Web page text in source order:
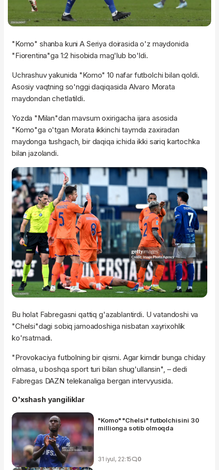
"Komo" shanba kuni A Seriya doirasida o'z maydonida
"Fiorentina"ga 1:2 hisobida mag'lub bo'ldi.
Uchrashuv yakunida "Komo" 10 nafar futbolchi bilan qoldi.
Asosiy vaqtning so'nggi daqiqasida Alvaro Morata
maydondan chetlatildi.
Yozda "Milan"dan mavsum oxirigacha ijara asosida
"Komo"ga o'tgan Morata ikkinchi taymda zaxiradan
maydonga tushgach, bir daqiqa ichida ikki sariq kartochka
bilan jazolandi.
Bu holat Fabregasni qattiq g'azablantirdi. U vatandoshi va
"Chelsi"dagi sobiq jamoadoshiga nisbatan xayrixohlik
ko'rsatmadi.
"Provokaciya futbolning bir qismi. Agar kimdir bunga chiday
olmasa, u boshqa sport turi bilan shug'ullansin", – dedi
Fabregas DAZN telekanaliga bergan intervyusida.
O'xshash yangiliklar
"Komo" "Chelsi" futbolchisini 30
millionga sotib olmoqda
31 iyul, 22:15 0